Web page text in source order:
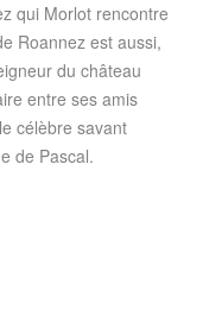
qui Morlot rencontre
Roannez est aussi,
du château
entre ses amis
célèbre savant
de Pascal.